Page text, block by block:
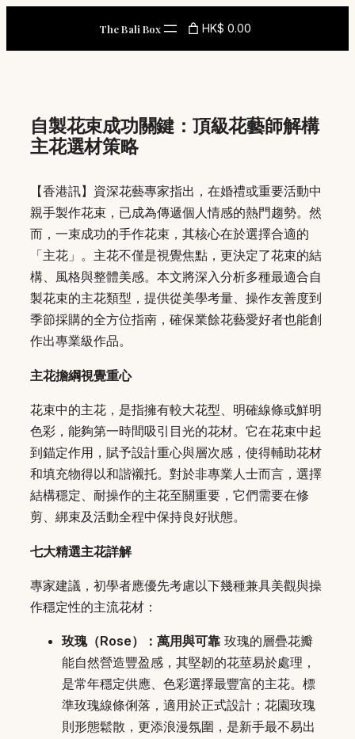
The Bali Box HK$ 0.00
自製花束成功關鍵：頂級花藝師解構
主花選材策略
【香港訊】資深花藝專家指出，在婚禮或重要活動中
親手製作花束，已成為傳遞個人情感的熱門趨勢。然
而，一束成功的手作花束，其核心在於選擇合適的
「主花」。主花不僅是視覺焦點，更決定了花束的結
構、風格與整體美感。本文將深入分析多種最適合自
製花束的主花類型，提供從美學考量、操作友善度到
季節採購的全方位指南，確保業餘花藝愛好者也能創
作出專業級作品。
主花擔綱視覺重心
花束中的主花，是指擁有較大花型、明確線條或鮮明
色彩，能夠第一時間吸引目光的花材。它在花束中起
到錨定作用，賦予設計重心與層次感，使得輔助花材
和填充物得以和諧襯托。對於非專業人士而言，選擇
結構穩定、耐操作的主花至關重要，它們需要在修
剪、綁束及活動全程中保持良好狀態。
七大精選主花詳解
專家建議，初學者應優先考慮以下幾種兼具美觀與操
作穩定性的主流花材：
玫瑰（Rose）：萬用與可靠 玫瑰的層疊花瓣
能自然營造豐盈感，其堅韌的花莖易於處理，
是常年穩定供應、色彩選擇最豐富的主花。標
準玫瑰線條俐落，適用於正式設計；花園玫瑰
則形態鬆散，更添浪漫氛圍，是新手最不易出